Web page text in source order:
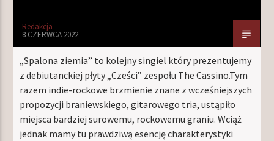
Redakcja
8 CZERWCA 2022
„Spalona ziemia” to kolejny singiel który prezentujemy
z debiutanckiej płyty „Cześci” zespołu The Cassino.Tym
razem indie-rockowe brzmienie znane z wcześniejszych
propozycji braniewskiego, gitarowego tria, ustąpiło
miejsca bardziej surowemu, rockowemu graniu. Wciąż
jednak mamy tu prawdziwą esencję charakterystyki